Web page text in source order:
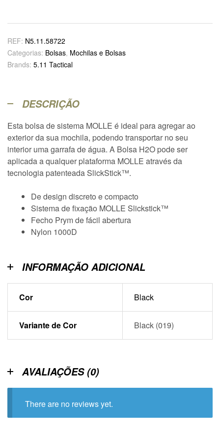
REF: N5.11.58722
Categorias: Bolsas, Mochilas e Bolsas
Brands: 5.11 Tactical
DESCRIÇÃO
Esta bolsa de sistema MOLLE é ideal para agregar ao
exterior da sua mochila, podendo transportar no seu
interior uma garrafa de água. A Bolsa H2O pode ser
aplicada a qualquer plataforma MOLLE através da
tecnologia patenteada SlickStick™.
De design discreto e compacto
Sistema de fixação MOLLE Slickstick™
Fecho Prym de fácil abertura
Nylon 1000D
INFORMAÇÃO ADICIONAL
Cor Black
Variante de Cor Black (019)
AVALIAÇÕES (0)
There are no reviews yet.